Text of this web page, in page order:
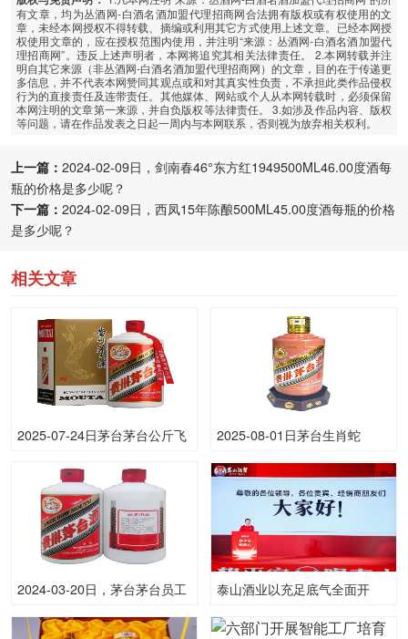
有文章，均为丛酒网-白酒名酒加盟代理招商网合法拥有版权或有权使用的文
章，未经本网授权不得转载、摘编或利用其它方式使用上述文章。已经本网授
权使用文章的，应在授权范围内使用，并注明“来源：丛酒网-白酒名酒加盟代
理招商网”。违反上述声明者，本网将追究其相关法律责任。 2.本网转载并注
明自其它来源（非丛酒网-白酒名酒加盟代理招商网）的文章，目的在于传递更
多信息，并不代表本网赞同其观点或和对其真实性负责，不承担此类作品侵权
行为的直接责任及连带责任。其他媒体、网站或个人从本网转载时，必须保留
本网注明的文章第一来源，并自负版权等法律责任。 3.如涉及作品内容、版权
等问题，请在作品发表之日起一周内与本网联系，否则视为放弃相关权利。
上一篇： 2024-02-09日，剑南春46°东方红1949500ML46.00度酒每
瓶的价格是多少呢？
下一篇： 2024-02-09日，西凤15年陈酿500ML45.00度酒每瓶的价格
是多少呢？
相关文章
2025-07-24日茅台茅台公斤飞
瓶，下跌 20元
2025-08-01日茅台生肖蛇
一瓶，下跌 45元
2024-03-20日，茅台茅台员工
品鉴500ML53.00度酒每瓶的
泰山酒业以充足底气全面开
启“省酒工程”再谱鲁酒高质量